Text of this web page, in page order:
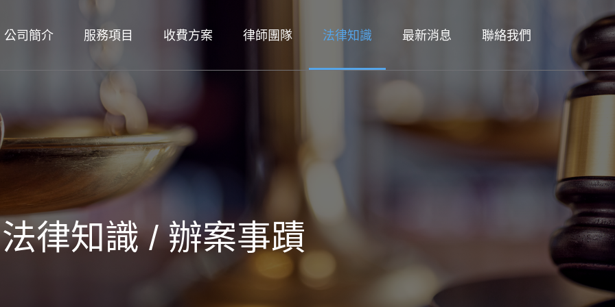
公司簡介 服務項目 收費方案 律師團隊 法律知識 最新消息 聯絡我們
法律知識 / 辦案事蹟